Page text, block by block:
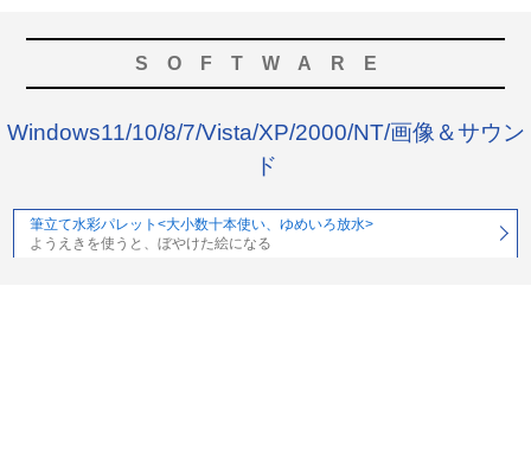
SOFTWARE
Windows11/10/8/7/Vista/XP/2000/NT/画像＆サウン
ド
筆立て水彩パレット<大小数十本使い、ゆめいろ放水>
ようえきを使うと、ぼやけた絵になる